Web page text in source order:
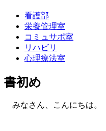
看護部
栄養管理室
コミュサポ室
リハビリ
心理療法室
書初め
みなさん、こんにちは。